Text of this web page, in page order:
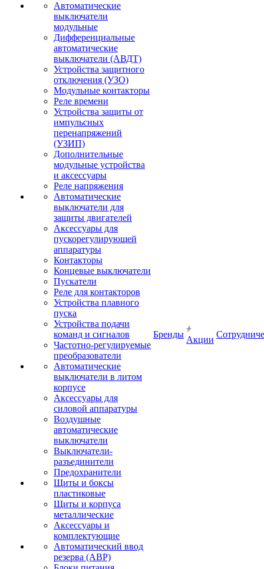
Автоматические
выключатели
модульные
Дифференциальные
автоматические
выключатели (АВДТ)
Устройства защитного
отключения (УЗО)
Модульные контакторы
Реле времени
Устройства защиты от
импульсных
перенапряжений
(УЗИП)
Дополнительные
модульные устройства
и аксессуары
Реле напряжения
Автоматические
выключатели для
защиты двигателей
Аксессуары для
пускорегулирующей
аппаратуры
Контакторы
Концевые выключатели
Пускатели
Реле для контакторов
Устройства плавного
пуска
Устройства подачи
команд и сигналов
Частотно-регулируемые
преобразователи
Автоматические
выключатели в литом
корпусе
Аксессуары для
силовой аппаратуры
Воздушные
автоматические
выключатели
Выключатели-
разъединители
Предохранители
Щиты и боксы
пластиковые
Щиты и корпуса
металлические
Аксессуары и
комплектующие
Автоматический ввод
резерва (АВР)
Бренды
Акции